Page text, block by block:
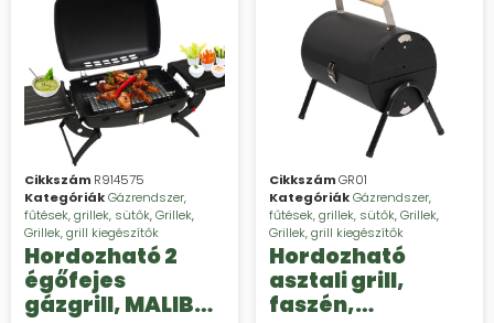
Cikkszám R914575
KategóriákGázrendszer,
fűtések, grillek, sütők,Grillek,
Grillek, grill kiegészítők
Hordozható 2
égőfejes
gázgrill, MALIBU,
CikkszámGR01
KategóriákGázrendszer,
fűtések, grillek, sütők,Grillek,
Grillek, grill kiegészítők
Hordozható
asztali grill,
faszén,